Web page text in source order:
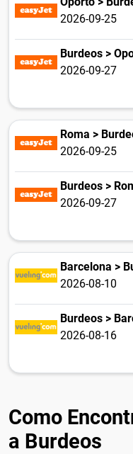
2026-09-25
Burdeos >
2026-09-27
Roma >
2026-09-25
Burdeos >
2026-09-27
Barcelona >
2026-08-10
Burdeos >
2026-08-16
Como
a Burdeos